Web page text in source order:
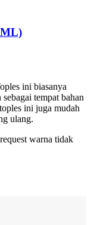
ini biasanya
tempat bahan
ini juga mudah
ulang.
warna tidak